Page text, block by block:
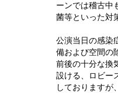
ーンでは稽古中
菌等といった対
公演当日の感染
備および空間の
前後の十分な換
設ける、ロビー
しておりますが